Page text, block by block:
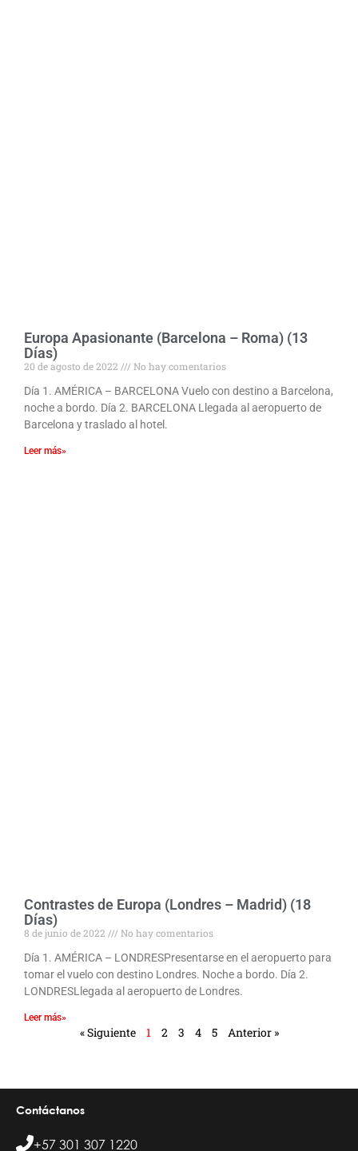
Europa Apasionante (Barcelona – Roma) (13
Días)
20 de agosto de 2022
No hay comentarios
Día 1. AMÉRICA – BARCELONA Vuelo con destino a Barcelona,
noche a bordo. Día 2. BARCELONA Llegada al aeropuerto de
Barcelona y traslado al hotel.
Leer más»
Contrastes de Europa (Londres – Madrid) (18
Días)
8 de junio de 2022
No hay comentarios
Día 1. AMÉRICA – LONDRESPresentarse en el aeropuerto para
tomar el vuelo con destino Londres. Noche a bordo. Día 2.
LONDRESLlegada al aeropuerto de Londres.
Leer más»
« Siguiente 1 2 3 4 5 Anterior »
Contáctanos
+57 301 307 1220